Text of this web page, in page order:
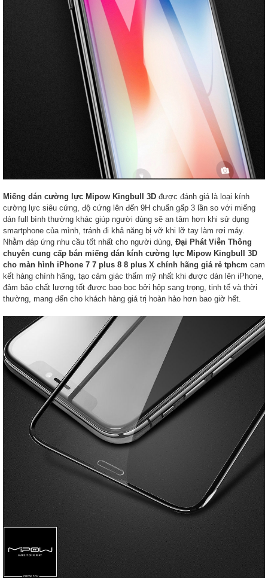
Miếng dán cường lực Mipow Kingbull 3D được đánh giá là loại kính
cường lực siêu cứng, độ cứng lên đến 9H chuẩn gấp 3 lần so với miếng
dán full bình thường khác giúp người dùng sẽ an tâm hơn khi sử dụng
smartphone của mình, tránh đi khả năng bị vỡ khi lỡ tay làm rơi máy.
Nhằm đáp ứng nhu cầu tốt nhất cho người dùng, Đại Phát Viễn Thông
chuyên cung cấp bán miếng dán kính cường lực Mipow Kingbull 3D
cho màn hình iPhone 7 7 plus 8 8 plus X chính hãng giá rẻ tphcm cam
kết hàng chính hãng, tạo cảm giác thẩm mỹ nhất khi được dán lên iPhone,
đảm bảo chất lượng tốt được bao bọc bởi hộp sang trọng, tinh tế và thời
thường, mang đến cho khách hàng giá trị hoàn hảo hơn bao giờ hết.